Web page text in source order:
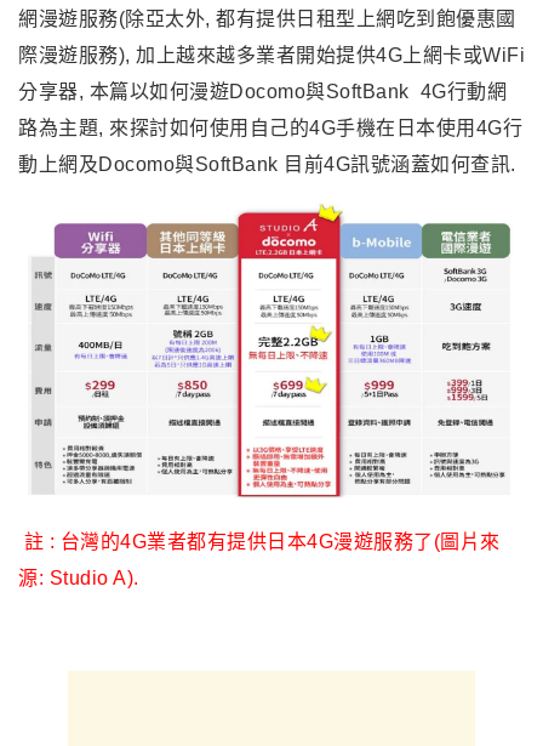
網漫遊服務(除亞太外, 都有提供日租型上網吃到飽優惠國
際漫遊服務), 加上越來越多業者開始提供4G上網卡或WiFi
分享器, 本篇以如何漫遊Docomo與SoftBank 4G行動網
路為主題, 來探討如何使用自己的4G手機在日本使用4G行
動上網及Docomo與SoftBank 目前4G訊號涵蓋如何查訊.
註 : 台灣的4G業者都有提供日本4G漫遊服務了(圖片來
源: Studio A).